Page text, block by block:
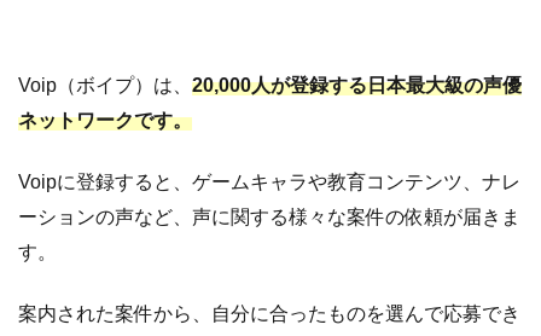
Voip（ボイプ）は、 20,000人が登録する日本最大級の声優
ネットワークです。
Voipに登録すると、ゲームキャラや教育コンテンツ、ナレ
ーションの声など、声に関する様々な案件の依頼が届きま
す。
案内された案件から、自分に合ったものを選んで応募でき